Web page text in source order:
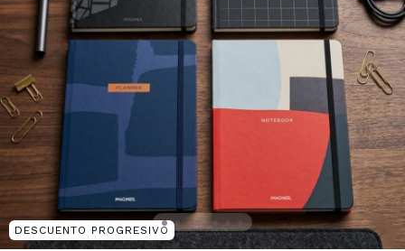
DESCUENTO PROGRESIVO